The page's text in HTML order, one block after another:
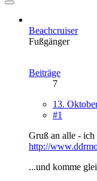
Beachcruiser
Fußgänger
Beiträge
7
13.
#1
Gruß an alle -
http://
...und komme